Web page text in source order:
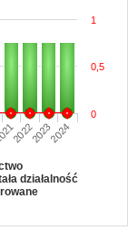
202220232024
0
0,5
1
działalność